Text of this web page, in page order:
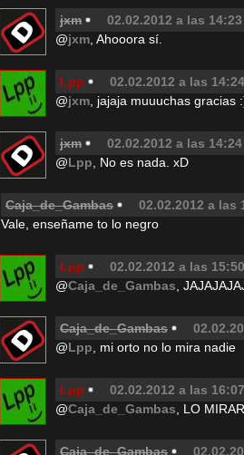
jxm
02.02.2012 a las 14:23
@jxm , Ahooora sí.
Lpp
02.02.2012 a las 14:24
@jxm , jajaja muuuchas gracias
jxm
02.02.2012 a las 14:24
@Lpp , No es nada. xD
Caja_de_Gambas
02.02.2012 a las
Vale, enseñame to lo negro
Lpp
02.02.2012 a las 15:50
@Caja_de_Gambas ,
Caja_de_Gambas
@Lpp , mi orto no lo mira nadie
Lpp
02.02.2012 a las 16:07
@Caja_de_Gambas , LO
Caja_de_Gambas